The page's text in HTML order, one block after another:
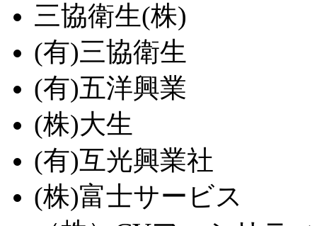
三協衛生(株)
(有)三協衛生
(有)五洋興業
(株)大生
(有)互光興業社
(株)富士サービス